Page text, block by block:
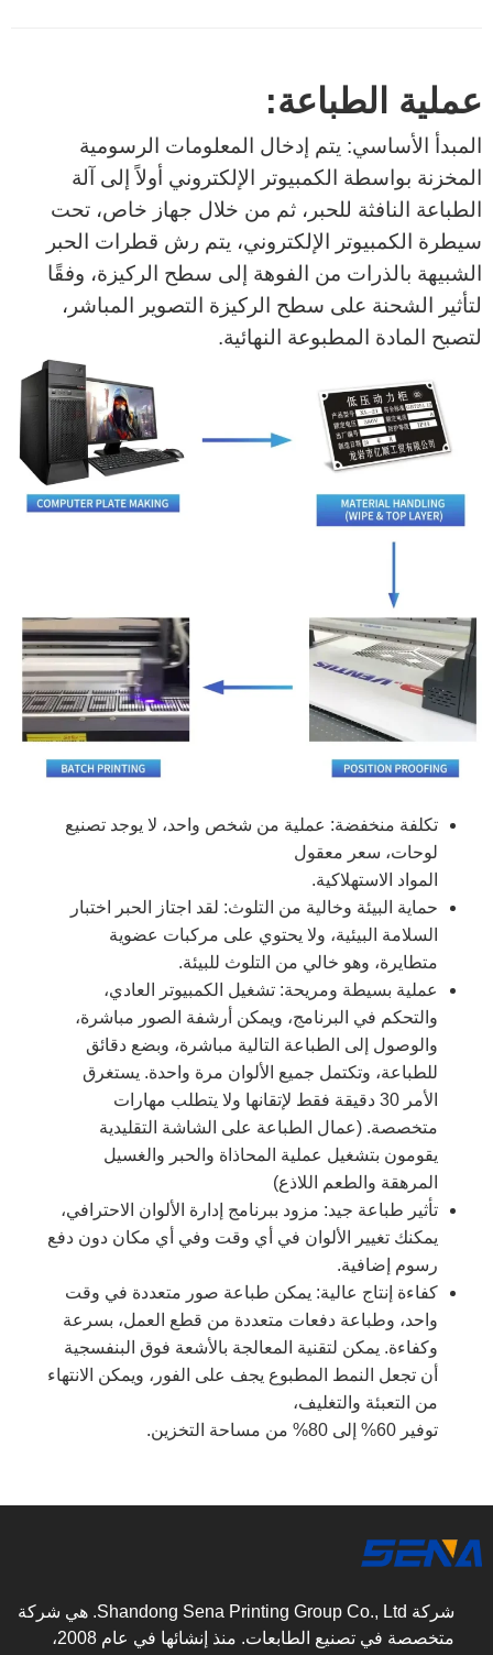
عملية الطباعة:
المبدأ الأساسي: يتم إدخال المعلومات الرسومية
المخزنة بواسطة الكمبيوتر الإلكتروني أولاً إلى آلة
الطباعة النافثة للحبر، ثم من خلال جهاز خاص، تحت
سيطرة الكمبيوتر الإلكتروني، يتم رش قطرات الحبر
الشبيهة بالذرات من الفوهة إلى سطح الركيزة، وفقًا
لتأثير الشحنة على سطح الركيزة التصوير المباشر،
لتصبح المادة المطبوعة النهائية.
تكلفة منخفضة: عملية من شخص واحد، لا يوجد تصنيع
لوحات، سعر معقول
المواد الاستهلاكية.
حماية البيئة وخالية من التلوث: لقد اجتاز الحبر اختبار
السلامة البيئية، ولا يحتوي على مركبات عضوية
متطايرة، وهو خالي من التلوث للبيئة.
عملية بسيطة ومريحة: تشغيل الكمبيوتر العادي،
والتحكم في البرنامج، ويمكن أرشفة الصور مباشرة،
والوصول إلى الطباعة التالية مباشرة، وبضع دقائق
للطباعة، وتكتمل جميع الألوان مرة واحدة. يستغرق
الأمر 30 دقيقة فقط لإتقانها ولا يتطلب مهارات
متخصصة. (عمال الطباعة على الشاشة التقليدية
يقومون بتشغيل عملية المحاذاة والحبر والغسيل
المرهقة والطعم اللاذع)
تأثير طباعة جيد: مزود ببرنامج إدارة الألوان الاحترافي،
يمكنك تغيير الألوان في أي وقت وفي أي مكان دون دفع
رسوم إضافية.
كفاءة إنتاج عالية: يمكن طباعة صور متعددة في وقت
واحد، وطباعة دفعات متعددة من قطع العمل، بسرعة
وكفاءة. يمكن لتقنية المعالجة بالأشعة فوق البنفسجية
أن تجعل النمط المطبوع يجف على الفور، ويمكن الانتهاء
من التعبئة والتغليف،
توفير 60% إلى 80% من مساحة التخزين.
شركة Shandong Sena Printing Group Co., Ltd. هي شركة
متخصصة في تصنيع الطابعات. منذ إنشائها في عام 2008،